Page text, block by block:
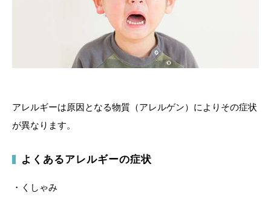
アレルギーは原因となる物質（アレルゲン）によりその症状
が異なります。
よくあるアレルギーの症状
・くしゃみ